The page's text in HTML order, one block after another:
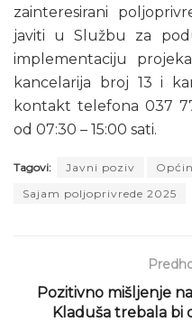
zainteresirani
javiti u Službu za
implementaciju
kancelarija broj 13 i
kontakt telefona 037
od 07:30 – 15:00 sati.
Tagovi: Javni poziv
Sajam poljoprivrede 2025
Pozitivno mišljenje
Kladuša trebala bi